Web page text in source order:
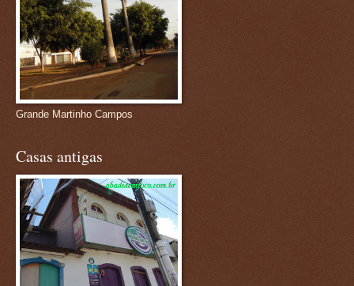
Grande Martinho Campos
Casas antigas